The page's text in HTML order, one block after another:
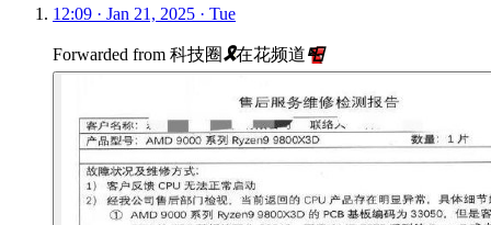
12:09 · Jan 21, 2025 · Tue
Forwarded from 科技圈🎗在花频道📮